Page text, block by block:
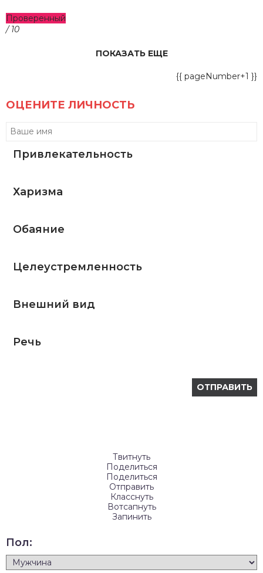
Проверенный
/ 10
ПОКАЗАТЬ ЕЩЕ
{{ pageNumber+1 }}
ОЦЕНИТЕ ЛИЧНОСТЬ
Привлекательность
Харизма
Обаяние
Целеустремленность
Внешний вид
Речь
Твитнуть
Поделиться
Поделиться
Отправить
Класснуть
Вотсапнуть
Запинить
Пол: